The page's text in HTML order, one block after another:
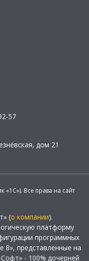
57
дом 21
Все права на сайт
(о компании).
платформу
программных
8», представленные на
- 100% дочерней